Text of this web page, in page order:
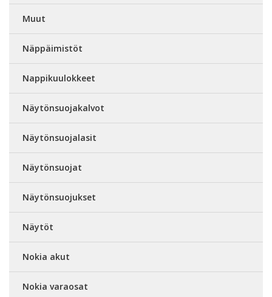
Muut
Näppäimistöt
Nappikuulokkeet
Näytönsuojakalvot
Näytönsuojalasit
Näytönsuojat
Näytönsuojukset
Näytöt
Nokia akut
Nokia varaosat